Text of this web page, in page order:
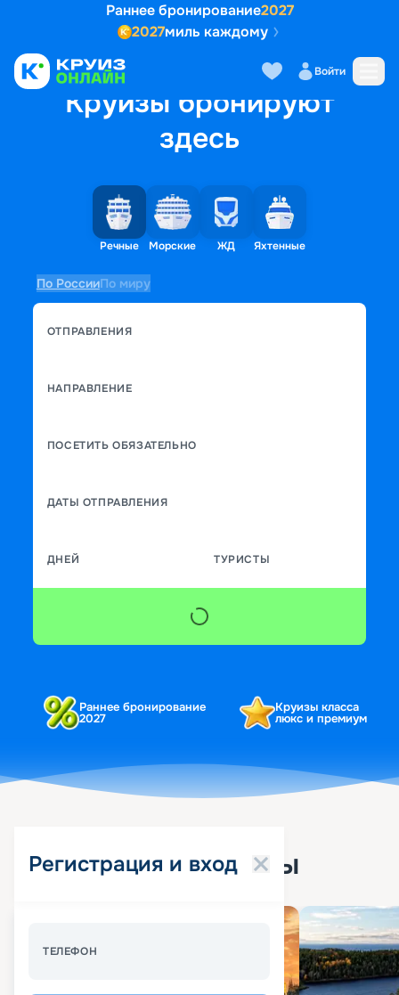
Раннее бронирование2027
2027миль каждому
Войти
Круизы бронируют
здесь
Речные Морские ЖД Яхтенные
По РоссииПо миру
ОТПРАВЛЕНИЯ
НАПРАВЛЕНИЕ
ПОСЕТИТЬ ОБЯЗАТЕЛЬНО
ДАТЫ ОТПРАВЛЕНИЯ
ДНЕЙ ТУРИСТЫ
Раннее бронирование
2027
Круизы класса
люкс и премиум
Регистрация и вход
ТЕЛЕФОН
Популярные круизы